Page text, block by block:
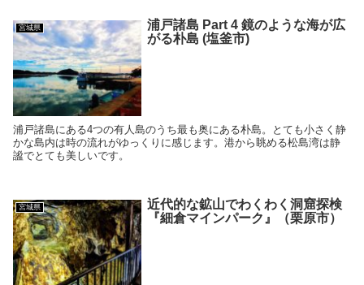
宮城県
浦戸諸島 Part 4 鏡のような海が広
がる朴島 (塩釜市)
浦戸諸島にある4つの有人島のうち最も奥にある朴島。とても小さく静
かな島内は時の流れがゆっくりに感じます。港から眺める松島湾は静
謐でとても美しいです。
宮城県
近代的な鉱山でわくわく洞窟探検
『細倉マインパーク』（栗原市）